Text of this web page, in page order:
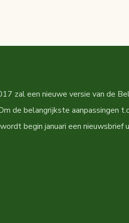
zal een nieuwe versie van de
de belangrijkste aanpassingen
begin januari een nieuwsbrief